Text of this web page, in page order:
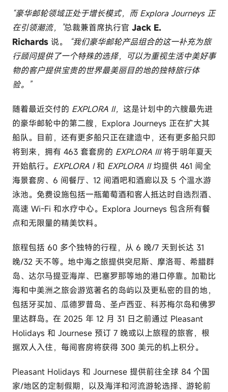
“豪华邮轮领域正处于增长模式，而 Explora Journeys 正
在引领潮流，”总裁兼首席执行官 Jack E.
Richards 说。
“我们豪华邮轮产品组合的这一补充为旅
行顾问提供了一个特殊的选择，可以为重视生活中美好事
物的客户提供宝贵的世界最美丽目的地的独特旅行体
验。”
随着最近交付的 EXPLORA II， 这是计划中的六艘最先进
的豪华邮轮中的第二艘，Explora Journeys 正在扩大其
船队。目前，还有更多船只正在建造中，还有更多船只即
将到来，拥有 463 套套房的 EXPLORA III将于明年夏天
开始航行。 EXPLORA I和 EXPLORA II均提供 461 间全
海景套房、6 间餐厅、12 间酒吧和酒廊以及 5 个温水游
泳池。免费设施包括一瓶葡萄酒和客人抵达时自选烈酒、
高速 Wi-Fi 和水疗中心。Explora Journeys 包含所有餐
点和无限量的精美饮料。
旅程包括 60 多个独特的行程，从 6 晚/7 天到长达 31
晚/32 天不等。地中海之旅提供突尼斯、摩洛哥、希腊群
岛、达尔马提亚海岸、巴塞罗那等地的港口停靠。加勒比
海和中美洲之旅会游览著名的岛屿以及更私密的目的地，
包括牙买加、瓜德罗普岛、圣卢西亚、科苏梅尔岛和佛罗
里达群岛。在 2025 年 12 月 31 日之前通过 Pleasant
Holidays 和 Journese 预订 7 晚或以上旅程的旅客，根
据双人入住，每间客房将获得 300 美元的机上积分。
Pleasant Holidays 和 Journese 提供前往全球 84 个国
家/地区的定制假期，以及海洋和河流游轮选择、游轮前